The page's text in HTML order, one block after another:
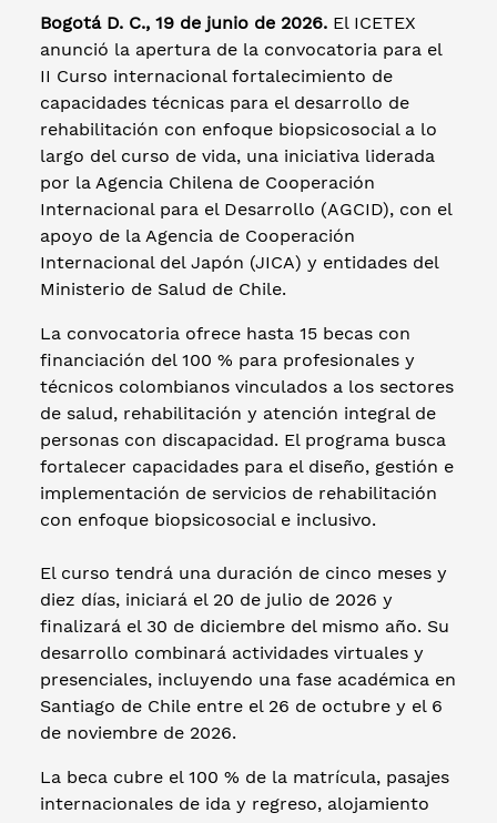
Bogotá D. C., 19 de junio de 2026. El ICETEX
anunció la apertura de la convocatoria para el
II Curso internacional fortalecimiento de
capacidades técnicas para el desarrollo de
rehabilitación con enfoque biopsicosocial a lo
largo del curso de vida, una iniciativa liderada
por la Agencia Chilena de Cooperación
Internacional para el Desarrollo (AGCID), con el
apoyo de la Agencia de Cooperación
Internacional del Japón (JICA) y entidades del
Ministerio de Salud de Chile.
La convocatoria ofrece hasta 15 becas con
financiación del 100 % para profesionales y
técnicos colombianos vinculados a los sectores
de salud, rehabilitación y atención integral de
personas con discapacidad. El programa busca
fortalecer capacidades para el diseño, gestión e
implementación de servicios de rehabilitación
con enfoque biopsicosocial e inclusivo.
El curso tendrá una duración de cinco meses y
diez días, iniciará el 20 de julio de 2026 y
finalizará el 30 de diciembre del mismo año. Su
desarrollo combinará actividades virtuales y
presenciales, incluyendo una fase académica en
Santiago de Chile entre el 26 de octubre y el 6
de noviembre de 2026.
La beca cubre el 100 % de la matrícula, pasajes
internacionales de ida y regreso, alojamiento